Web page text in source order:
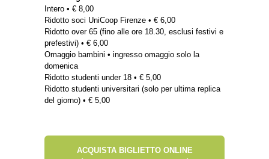
Intero • € 8,00
Ridotto soci UniCoop Firenze • € 6,00
Ridotto over 65 (fino alle ore 18.30, esclusi festivi e
prefestivi) • € 6,00
Omaggio bambini • ingresso omaggio solo la
domenica
Ridotto studenti under 18 • € 5,00
Ridotto studenti universitari (solo per ultima replica
del giorno) • € 5,00
ACQUISTA BIGLIETTO ONLINE